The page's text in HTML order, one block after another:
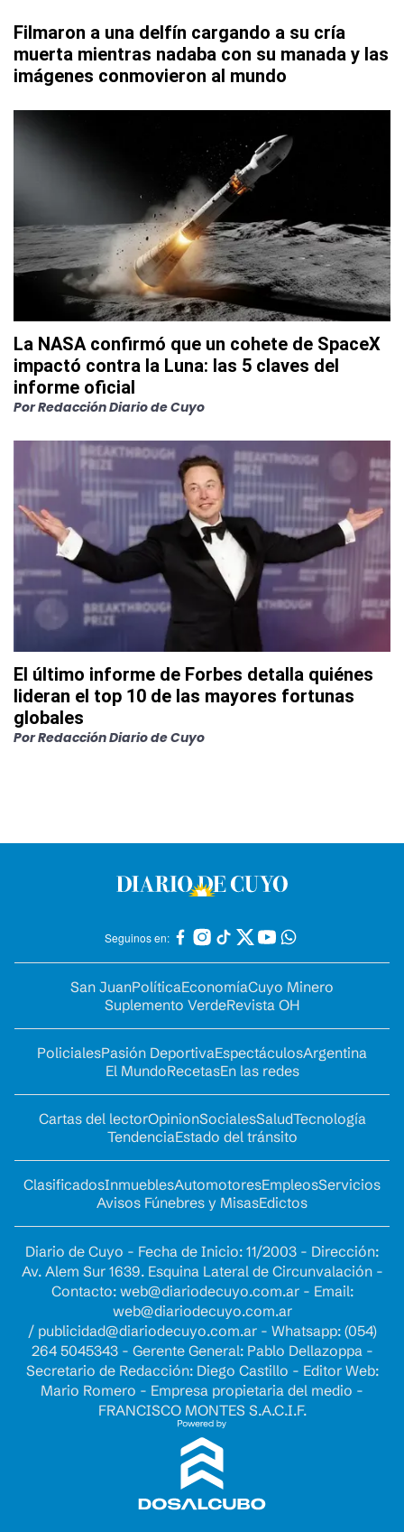
Filmaron a una delfín cargando a su cría
muerta mientras nadaba con su manada y las
imágenes conmovieron al mundo
La NASA confirmó que un cohete de SpaceX
impactó contra la Luna: las 5 claves del
informe oficial
PorRedacción Diario de Cuyo
El último informe de Forbes detalla quiénes
lideran el top 10 de las mayores fortunas
globales
PorRedacción Diario de Cuyo
Seguinos en:
San JuanPolíticaEconomíaCuyo Minero
Suplemento VerdeRevista OH
PolicialesPasión DeportivaEspectáculosArgentina
El MundoRecetasEn las redes
Cartas del lectorOpinionSocialesSaludTecnología
TendenciaEstado del tránsito
ClasificadosInmueblesAutomotoresEmpleosServicios
Avisos Fúnebres y MisasEdictos
Diario de Cuyo - Fecha de Inicio: 11/2003 - Dirección:
Av. Alem Sur 1639. Esquina Lateral de Circunvalación -
Contacto: web@diariodecuyo.com.ar- Email:
web@diariodecuyo.com.ar
/ publicidad@diariodecuyo.com.ar- Whatsapp: (054)
264 5045343 - Gerente General: Pablo Dellazoppa -
Secretario de Redacción: Diego Castillo - Editor Web:
Mario Romero - Empresa propietaria del medio -
FRANCISCO MONTES S.A.C.I.F.